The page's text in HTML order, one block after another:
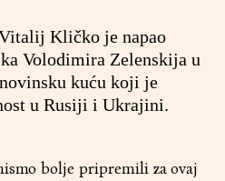
Kličko je napao
Volodimira Zelenskija u
kuću koji je
u Rusiji i Ukrajini.
bolje pripremili za ovaj